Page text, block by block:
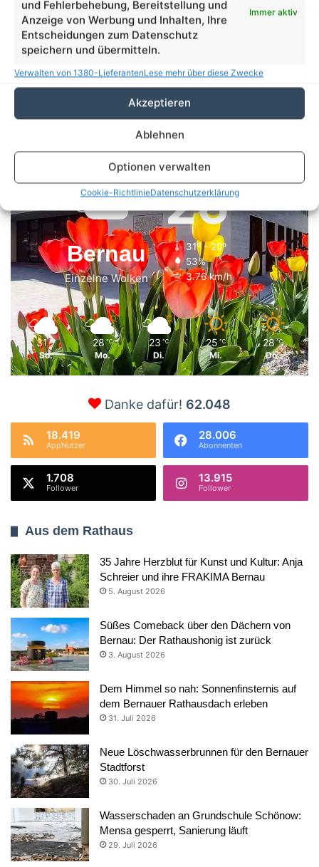
und Fehlerbehebung, Bereitstellung und
Anzeige von Werbung und Inhalten, Ihre
Entscheidungen zum Datenschutz
speichern und übermitteln.
Immer aktiv
Verwalten von 1380-LieferantenLese mehr über diese Zwecke
Akzeptieren
Ablehnen
Optionen verwalten
Cookie-RichtlinieDatenschutzerklärung
Freikarten: Das etwas andere Konzert: Konrad
Kuechenmeister LIVE
Bernau
Einzelne Wolken
26
31º - 20º
53%
3.76 km/h
31 ℃
So.
28 ℃
Mo.
23 ℃
Di.
25 ℃
Mi.
28 ℃
Do.
Danke dafür! 62.048
18.419
AppNutzer
28.006
Abonnenten
1.708
Follower
13.915
Follower
Aus dem Rathaus
35 Jahre Herzblut für Kunst und Kultur: Anja
Schreier und ihre FRAKIMA Bernau
5. August 2026
Süßes Comeback über den Dächern von
Bernau: Der Rathaushonig ist zurück
3. August 2026
Dem Himmel so nah: Sonnenfinsternis auf
dem Bernauer Rathausdach erleben
31. Juli 2026
Neue Löschwasserbrunnen für den Bernauer
Stadtforst
30. Juli 2026
Wasserschaden an Grundschule Schönow:
Mensa gesperrt, Sanierung läuft
29. Juli 2026